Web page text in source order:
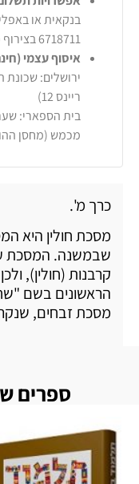
6718711 בצירוף מספר הזמנה).
איסוף עצמי
ירושלים:
ריינס 12)
בית הספארי:
מכמש (מחסן
כרך מ'.
מסכת חולין היא
שבמשנה. המסכת
קרבנות (חולין),
הראשונים בשם
מסכת זבחים,
ספרים